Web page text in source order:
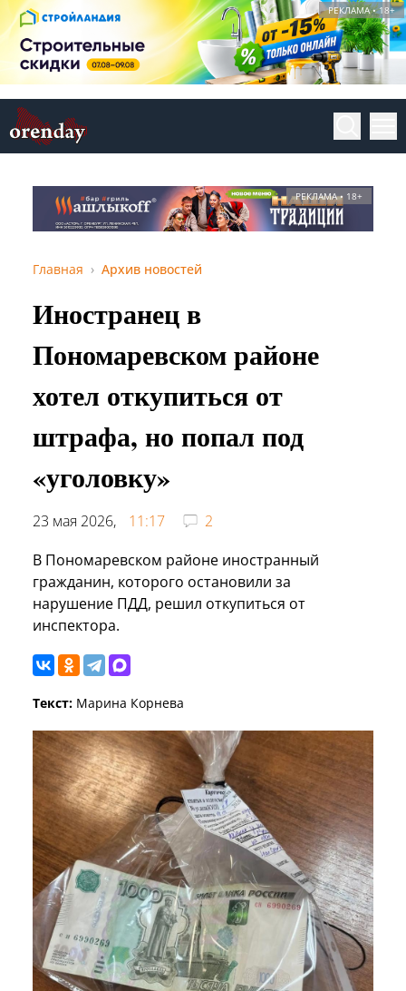
РЕКЛАМА • 18+
РЕКЛАМА • 18+
Главная Архив новостей
Иностранец в
Пономаревском районе
хотел откупиться от
штрафа, но попал под
«уголовку»
23 мая 2026, 11:17
2
В Пономаревском районе иностранный
гражданин, которого остановили за
нарушение ПДД, решил откупиться от
инспектора.
Текст: Марина Корнева